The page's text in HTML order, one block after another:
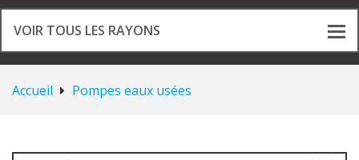
VOIR TOUS LES RAYONS
Accueil Pompes eaux usées